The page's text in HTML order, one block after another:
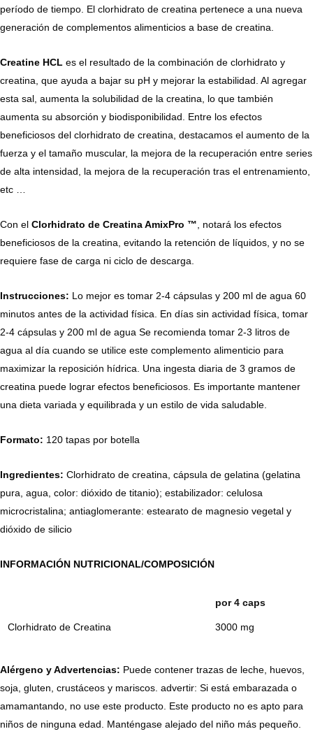
período de tiempo. El clorhidrato de creatina pertenece a una nueva
generación de complementos alimenticios a base de creatina.
Creatine HCL es el resultado de la combinación de clorhidrato y
creatina, que ayuda a bajar su pH y mejorar la estabilidad. Al agregar
esta sal, aumenta la solubilidad de la creatina, lo que también
aumenta su absorción y biodisponibilidad. Entre los efectos
beneficiosos del clorhidrato de creatina, destacamos el aumento de la
fuerza y ​​el tamaño muscular, la mejora de la recuperación entre series
de alta intensidad, la mejora de la recuperación tras el entrenamiento,
etc …
Con el Clorhidrato de Creatina AmixPro ™, notará los efectos
beneficiosos de la creatina, evitando la retención de líquidos, y no se
requiere fase de carga ni ciclo de descarga.
Instrucciones: Lo mejor es tomar 2-4 cápsulas y 200 ml de agua 60
minutos antes de la actividad física. En días sin actividad física, tomar
2-4 cápsulas y 200 ml de agua Se recomienda tomar 2-3 litros de
agua al día cuando se utilice este complemento alimenticio para
maximizar la reposición hídrica. Una ingesta diaria de 3 gramos de
creatina puede lograr efectos beneficiosos. Es importante mantener
una dieta variada y equilibrada y un estilo de vida saludable.
Formato: 120 tapas por botella
Ingredientes: Clorhidrato de creatina, cápsula de gelatina (gelatina
pura, agua, color: dióxido de titanio); estabilizador: celulosa
microcristalina; antiaglomerante: estearato de magnesio vegetal y
dióxido de silicio
INFORMACIÓN NUTRICIONAL/COMPOSICIÓN
por 4 caps
Clorhidrato de Creatina 3000 mg
Alérgeno y Advertencias: Puede contener trazas de leche, huevos,
soja, gluten, crustáceos y mariscos. advertir: Si está embarazada o
amamantando, no use este producto. Este producto no es apto para
niños de ninguna edad. Manténgase alejado del niño más pequeño.